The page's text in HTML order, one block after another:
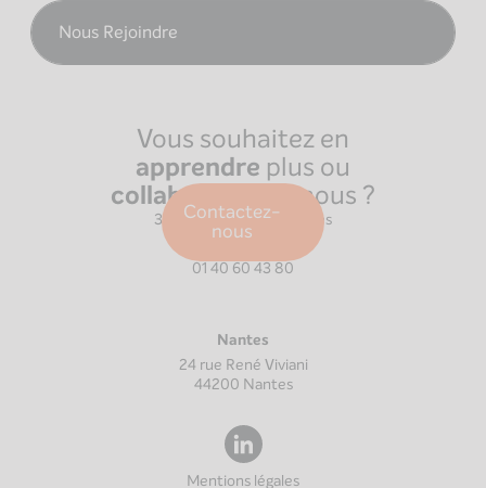
Nous Rejoindre
Vous souhaitez en
apprendre plus ou
collaboreravec nous ?
Contactez-
nous
39 Boulevard Malesherbes
75008
01 40 60 43 80
Nantes
24 rue René Viviani
44200 Nantes
Mentions légales